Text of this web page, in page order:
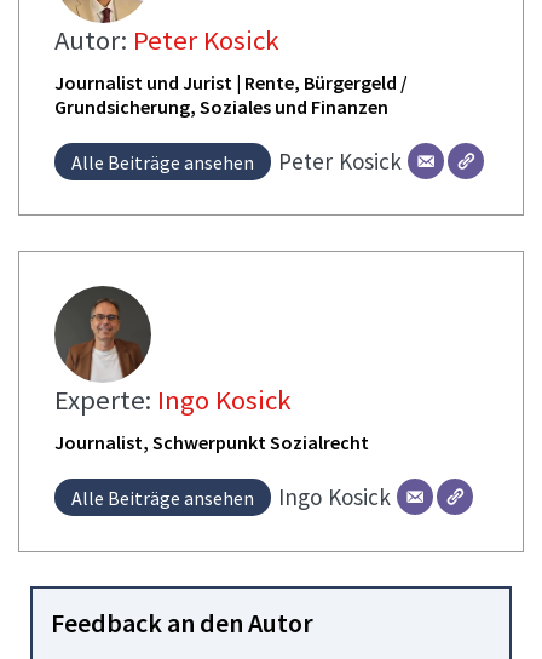
Autor: Peter Kosick
Journalist und Jurist | Rente, Bürgergeld /
Grundsicherung, Soziales und Finanzen
Alle Beiträge ansehen Peter Kosick
Experte: Ingo Kosick
Journalist, Schwerpunkt Sozialrecht
Alle Beiträge ansehen Ingo Kosick
Feedback an den Autor